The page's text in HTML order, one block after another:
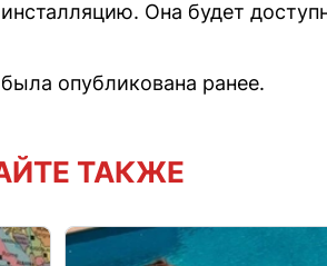
Она будет
опубликована ранее.
ТАКЖЕ